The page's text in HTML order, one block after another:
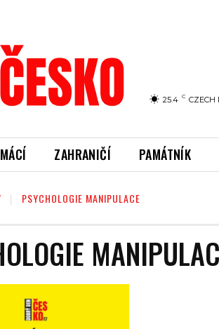
25.4 C CZECH
ZAHRANIČÍ PAMÁTNÍK
PSYCHOLOGIE MANIPULACE